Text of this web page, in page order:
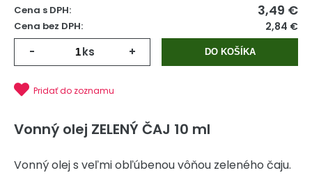
Cena s DPH: 3,49 €
Cena bez DPH: 2,84 €
- ks + DO KOŠÍKA
Pridať do zoznamu
Vonný olej ZELENÝ ČAJ 10 ml
Vonný olej s veľmi obľúbenou vôňou zeleného čaju.